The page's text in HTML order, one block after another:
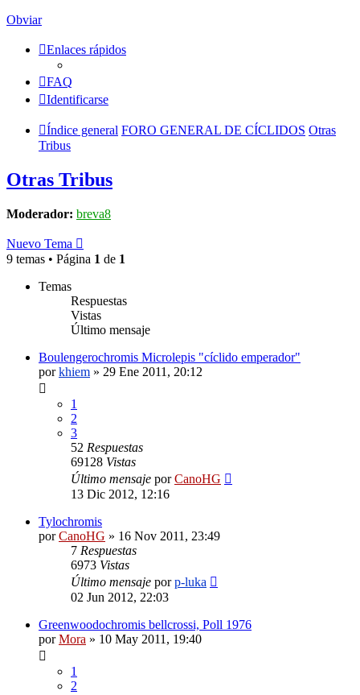
Obviar
Enlaces rápidos
FAQ
Identificarse
Índice general FORO GENERAL DE CÍCLIDOS Otras
Tribus
Otras Tribus
Moderador: breva8
Nuevo Tema
9 temas • Página 1 de 1
Temas
Respuestas
Vistas
Último mensaje
Boulengerochromis Microlepis "cíclido emperador"
porkhiem » 29 Ene 2011, 20:12
1
2
3
52 Respuestas
69128 Vistas
Último mensaje porCanoHG
13 Dic 2012, 12:16
Tylochromis
porCanoHG » 16 Nov 2011, 23:49
7 Respuestas
6973 Vistas
Último mensaje porp-luka
02 Jun 2012, 22:03
Greenwoodochromis bellcrossi, Poll 1976
porMora » 10 May 2011, 19:40
1
2